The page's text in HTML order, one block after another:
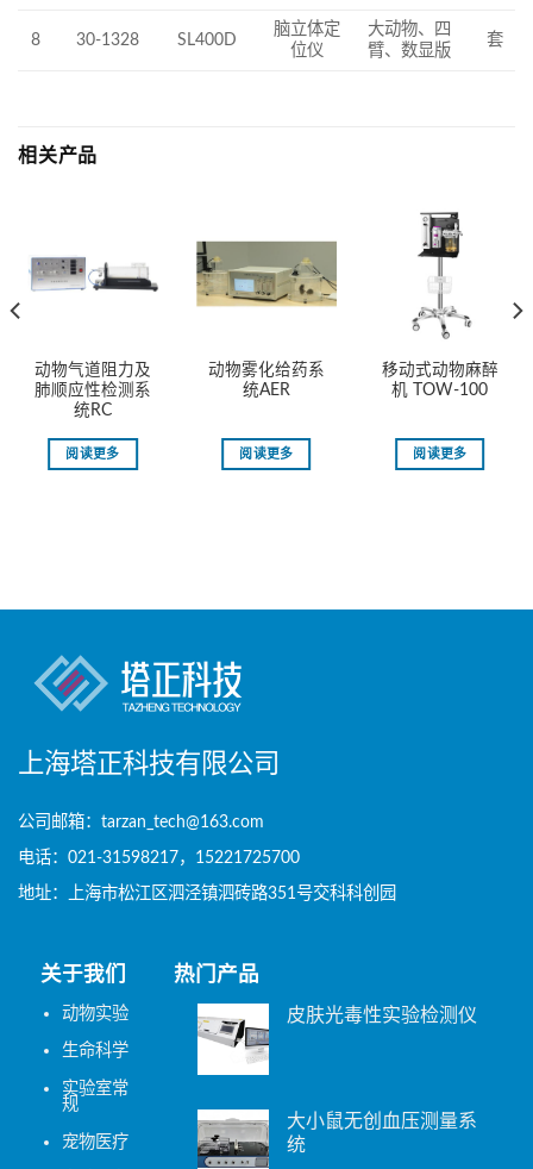
8 30-1328 SL400D
脑立体定
位仪
大动物、四
臂、数显版
套
相关产品
动物气道阻力及
肺顺应性检测系
统RC
阅读更多
动物雾化给药系
统AER
阅读更多
移动式动物麻醉
机 TOW-100
阅读更多
上海塔正科技有限公司
公司邮箱：tarzan_tech@163.com
电话：021-31598217，15221725700
地址：上海市松江区泗泾镇泗砖路351号交科科创园
关于我们
动物实验
生命科学
实验室常
规
宠物医疗
热门产品
皮肤光毒性实验检测仪
大小鼠无创血压测量系
统